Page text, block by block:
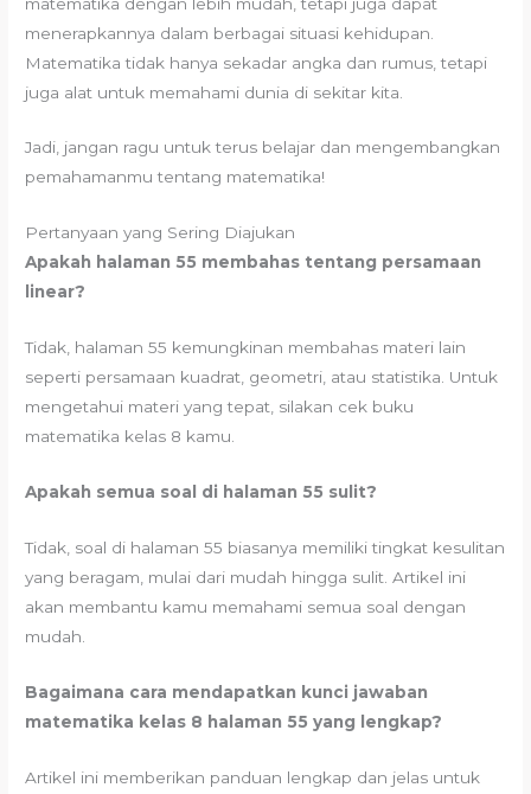
menerapkannya dalam berbagai situasi kehidupan.
Matematika tidak hanya sekadar angka dan rumus, tetapi
juga alat untuk memahami dunia di sekitar kita.
Jadi, jangan ragu untuk terus belajar dan mengembangkan
pemahamanmu tentang matematika!
Pertanyaan yang Sering Diajukan
Apakah halaman 55 membahas tentang persamaan
linear?
Tidak, halaman 55 kemungkinan membahas materi lain
seperti persamaan kuadrat, geometri, atau statistika. Untuk
mengetahui materi yang tepat, silakan cek buku
matematika kelas 8 kamu.
Apakah semua soal di halaman 55 sulit?
Tidak, soal di halaman 55 biasanya memiliki tingkat kesulitan
yang beragam, mulai dari mudah hingga sulit. Artikel ini
akan membantu kamu memahami semua soal dengan
mudah.
Bagaimana cara mendapatkan kunci jawaban
matematika kelas 8 halaman 55 yang lengkap?
Artikel ini memberikan panduan lengkap dan jelas untuk